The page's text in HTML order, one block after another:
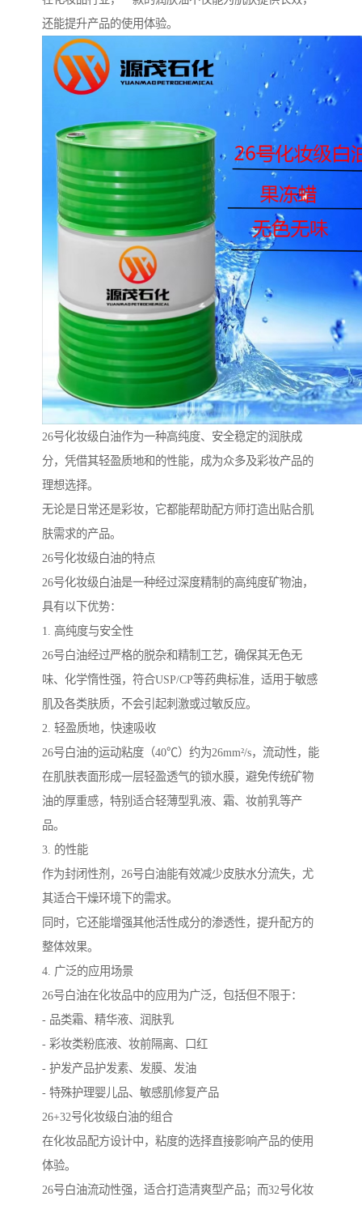
还能提升产品的使用体验。
26号化妆级白油作为一种高纯度、安全稳定的润肤成
分，凭借其轻盈质地和的性能，成为众多及彩妆产品的
理想选择。
无论是日常还是彩妆，它都能帮助配方师打造出贴合肌
肤需求的产品。
26号化妆级白油的特点
26号化妆级白油是一种经过深度精制的高纯度矿物油，
具有以下优势：
1. 高纯度与安全性
26号白油经过严格的脱杂和精制工艺，确保其无色无
味、化学惰性强，符合USP/CP等药典标准，适用于敏感
肌及各类肤质，不会引起刺激或过敏反应。
2. 轻盈质地，快速吸收
26号白油的运动粘度（40℃）约为26mm²/s，流动性，能
在肌肤表面形成一层轻盈透气的锁水膜，避免传统矿物
油的厚重感，特别适合轻薄型乳液、霜、妆前乳等产
品。
3. 的性能
作为封闭性剂，26号白油能有效减少皮肤水分流失，尤
其适合干燥环境下的需求。
同时，它还能增强其他活性成分的渗透性，提升配方的
整体效果。
4. 广泛的应用场景
26号白油在化妆品中的应用为广泛，包括但不限于：
- 品类霜、精华液、润肤乳
- 彩妆类粉底液、妆前隔离、口红
- 护发产品护发素、发膜、发油
- 特殊护理婴儿品、敏感肌修复产品
26+32号化妆级白油的组合
在化妆品配方设计中，粘度的选择直接影响产品的使用
体验。
26号白油流动性强，适合打造清爽型产品；而32号化妆